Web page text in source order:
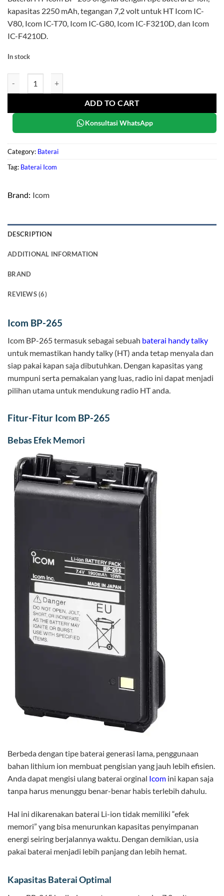
kapasitas 2250 mAh, tegangan 7,2 volt untuk HT Icom IC-
V80, Icom IC-T70, Icom IC-G80, Icom IC-F3210D, dan Icom
IC-F4210D.
In stock
ADD TO CART
Konsultasi WhatsApp
Category: Baterai
Tag: Baterai Icom
Brand: Icom
DESCRIPTION
ADDITIONAL INFORMATION
BRAND
REVIEWS (6)
Icom BP-265
Icom BP-265 termasuk sebagai sebuah baterai handy talky
untuk memastikan handy talky (HT) anda tetap menyala dan
siap pakai kapan saja dibutuhkan. Dengan kapasitas yang
mumpuni serta pemakaian yang luas, radio ini dapat menjadi
pilihan utama untuk mendukung radio HT anda.
Fitur-Fitur Icom BP-265
Bebas Efek Memori
Berbeda dengan tipe baterai generasi lama, penggunaan
bahan lithium ion membuat pengisian yang jauh lebih efisien.
Anda dapat mengisi ulang baterai orginal Icom ini kapan saja
tanpa harus menunggu benar-benar habis terlebih dahulu.
Hal ini dikarenakan baterai Li-ion tidak memiliki “efek
memori” yang bisa menurunkan kapasitas penyimpanan
energi seiring berjalannya waktu. Dengan demikian, usia
pakai baterai menjadi lebih panjang dan lebih hemat.
Kapasitas Baterai Optimal